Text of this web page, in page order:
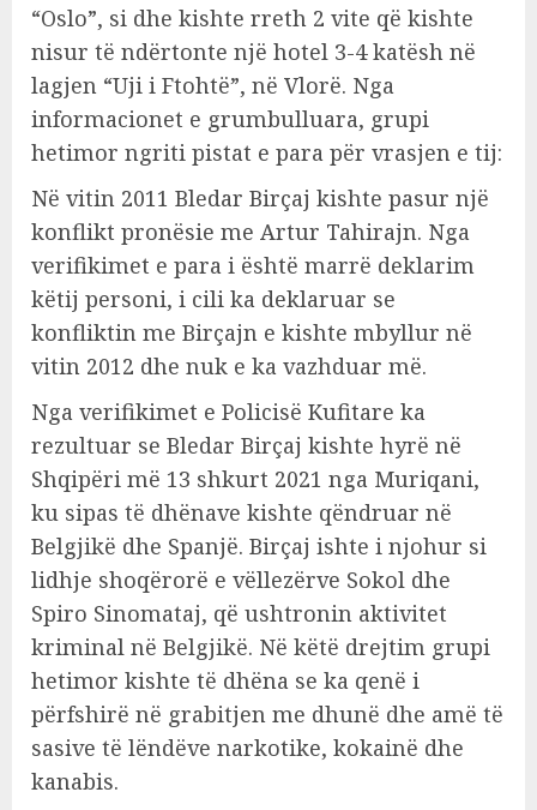
“Oslo”, si dhe kishte rreth 2 vite që kishte
nisur të ndërtonte një hotel 3-4 katësh në
lagjen “Uji i Ftohtë”, në Vlorë. Nga
informacionet e grumbulluara, grupi
hetimor ngriti pistat e para për vrasjen e tij:
Në vitin 2011 Bledar Birçaj kishte pasur një
konflikt pronësie me Artur Tahirajn. Nga
verifikimet e para i është marrë deklarim
këtij personi, i cili ka deklaruar se
konfliktin me Birçajn e kishte mbyllur në
vitin 2012 dhe nuk e ka vazhduar më.
Nga verifikimet e Policisë Kufitare ka
rezultuar se Bledar Birçaj kishte hyrë në
Shqipëri më 13 shkurt 2021 nga Muriqani,
ku sipas të dhënave kishte qëndruar në
Belgjikë dhe Spanjë. Birçaj ishte i njohur si
lidhje shoqërorë e vëllezërve Sokol dhe
Spiro Sinomataj, që ushtronin aktivitet
kriminal në Belgjikë. Në këtë drejtim grupi
hetimor kishte të dhëna se ka qenë i
përfshirë në grabitjen me dhunë dhe amë të
sasive të lëndëve narkotike, kokainë dhe
kanabis.